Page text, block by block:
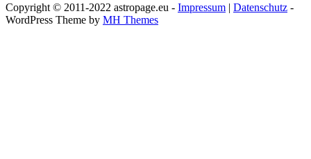
Copyright © 2011-2022 astropage.eu - Impressum | Datenschutz -
WordPress Theme by MH Themes